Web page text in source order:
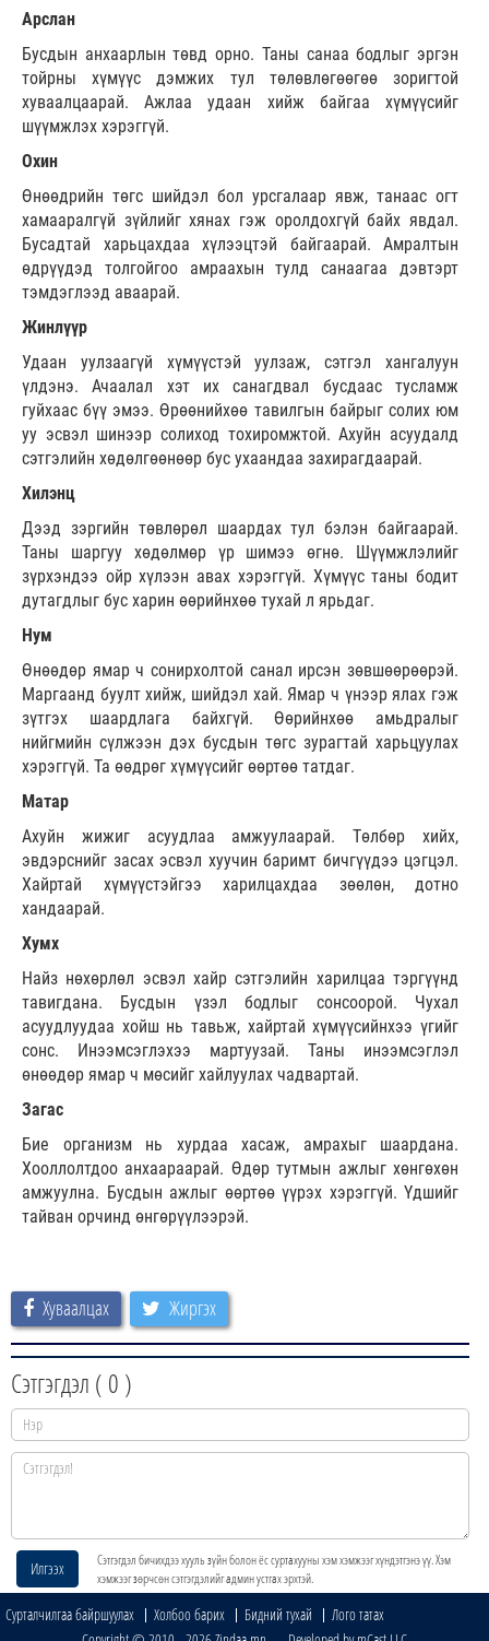
Арслан
Бусдын анхаарлын төвд орно. Таны санаа бодлыг эргэн
тойрны хүмүүс дэмжих тул төлөвлөгөөгөө зоригтой
хуваалцаарай. Ажлаа удаан хийж байгаа хүмүүсийг
шүүмжлэх хэрэггүй.
Охин
Өнөөдрийн төгс шийдэл бол урсгалаар явж, танаас огт
хамааралгүй зүйлийг хянах гэж оролдохгүй байх явдал.
Бусадтай харьцахдаа хүлээцтэй байгаарай. Амралтын
өдрүүдэд толгойгоо амраахын тулд санаагаа дэвтэрт
тэмдэглээд аваарай.
Жинлүүр
Удаан уулзаагүй хүмүүстэй уулзаж, сэтгэл хангалуун
үлдэнэ. Ачаалал хэт их санагдвал бусдаас тусламж
гуйхаас бүү эмээ. Өрөөнийхөө тавилгын байрыг солих юм
уу эсвэл шинээр солиход тохиромжтой. Ахуйн асуудалд
сэтгэлийн хөдөлгөөнөөр бус ухаандаа захирагдаарай.
Хилэнц
Дээд зэргийн төвлөрөл шаардах тул бэлэн байгаарай.
Таны шаргуу хөдөлмөр үр шимээ өгнө. Шүүмжлэлийг
зүрхэндээ ойр хүлээн авах хэрэггүй. Хүмүүс таны бодит
дутагдлыг бус харин өөрийнхөө тухай л ярьдаг.
Нум
Өнөөдөр ямар ч сонирхолтой санал ирсэн зөвшөөрөөрэй.
Маргаанд буулт хийж, шийдэл хай. Ямар ч үнээр ялах гэж
зүтгэх шаардлага байхгүй. Өөрийнхөө амьдралыг
нийгмийн сүлжээн дэх бусдын төгс зурагтай харьцуулах
хэрэггүй. Та өөдрөг хүмүүсийг өөртөө татдаг.
Матар
Ахуйн жижиг асуудлаа амжуулаарай. Төлбөр хийх,
эвдэрснийг засах эсвэл хуучин баримт бичгүүдээ цэгцэл.
Хайртай хүмүүстэйгээ харилцахдаа зөөлөн, дотно
хандаарай.
Хумх
Найз нөхөрлөл эсвэл хайр сэтгэлийн харилцаа тэргүүнд
тавигдана. Бусдын үзэл бодлыг сонсоорой. Чухал
асуудлуудаа хойш нь тавьж, хайртай хүмүүсийнхээ үгийг
сонс. Инээмсэглэхээ мартуузай. Таны инээмсэглэл
өнөөдөр ямар ч мөсийг хайлуулах чадвартай.
Загас
Бие организм нь хурдаа хасаж, амрахыг шаардана.
Хооллолтдоо анхаараарай. Өдөр тутмын ажлыг хөнгөхөн
амжуулна. Бусдын ажлыг өөртөө үүрэх хэрэггүй. Үдшийг
тайван орчинд өнгөрүүлээрэй.
Хуваалцах Жиргэх
Сэтгэгдэл ( 0 )
Илгээх
Сэтгэгдэл бичихдээ хууль зүйн болон ёс суртахууны хэм хэмжээг хүндэтгэнэ үү. Хэм
хэмжээг зөрчсөн сэтгэгдэлийг админ устгах эрхтэй.
Сурталчилгаа байршуулах Холбоо барих Бидний тухай
Лого татах